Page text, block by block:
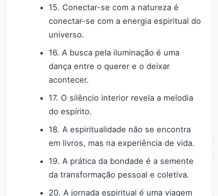
15. Conectar-se com a natureza é
conectar-se com a energia espiritual do
universo.
16. A busca pela iluminação é uma
dança entre o querer e o deixar
acontecer.
17. O silêncio interior revela a melodia
do espírito.
18. A espiritualidade não se encontra
em livros, mas na experiência de vida.
19. A prática da bondade é a semente
da transformação pessoal e coletiva.
20. A jornada espiritual é uma viagem